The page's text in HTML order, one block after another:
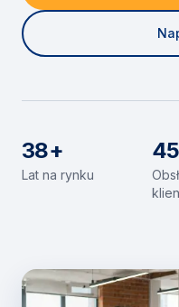
38+
Lat na rynku